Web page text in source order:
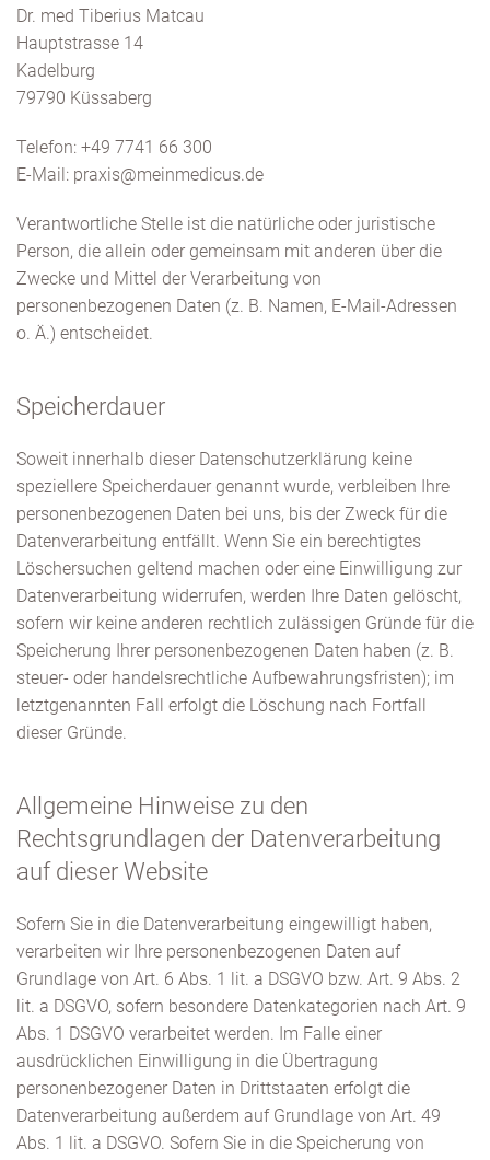
Dr. med Tiberius Matcau
Hauptstrasse 14
Kadelburg
79790 Küssaberg
Telefon: +49 7741 66 300
E-Mail: praxis@meinmedicus.de
Verantwortliche Stelle ist die natürliche oder juristische
Person, die allein oder gemeinsam mit anderen über die
Zwecke und Mittel der Verarbeitung von
personenbezogenen Daten (z. B. Namen, E-Mail-Adressen
o. Ä.) entscheidet.
Speicherdauer
Soweit innerhalb dieser Datenschutzerklärung keine
speziellere Speicherdauer genannt wurde, verbleiben Ihre
personenbezogenen Daten bei uns, bis der Zweck für die
Datenverarbeitung entfällt. Wenn Sie ein berechtigtes
Löschersuchen geltend machen oder eine Einwilligung zur
Datenverarbeitung widerrufen, werden Ihre Daten gelöscht,
sofern wir keine anderen rechtlich zulässigen Gründe für die
Speicherung Ihrer personenbezogenen Daten haben (z. B.
steuer- oder handelsrechtliche Aufbewahrungsfristen); im
letztgenannten Fall erfolgt die Löschung nach Fortfall
dieser Gründe.
Allgemeine Hinweise zu den
Rechtsgrundlagen der Datenverarbeitung
auf dieser Website
Sofern Sie in die Datenverarbeitung eingewilligt haben,
verarbeiten wir Ihre personenbezogenen Daten auf
Grundlage von Art. 6 Abs. 1 lit. a DSGVO bzw. Art. 9 Abs. 2
lit. a DSGVO, sofern besondere Datenkategorien nach Art. 9
Abs. 1 DSGVO verarbeitet werden. Im Falle einer
ausdrücklichen Einwilligung in die Übertragung
personenbezogener Daten in Drittstaaten erfolgt die
Datenverarbeitung außerdem auf Grundlage von Art. 49
Abs. 1 lit. a DSGVO. Sofern Sie in die Speicherung von